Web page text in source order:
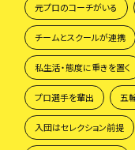
元プロのコーチがいる
チームとスクールが連携
私生活・態度に重きを置く
プロ選手を輩出 五
入団はセレクション前提